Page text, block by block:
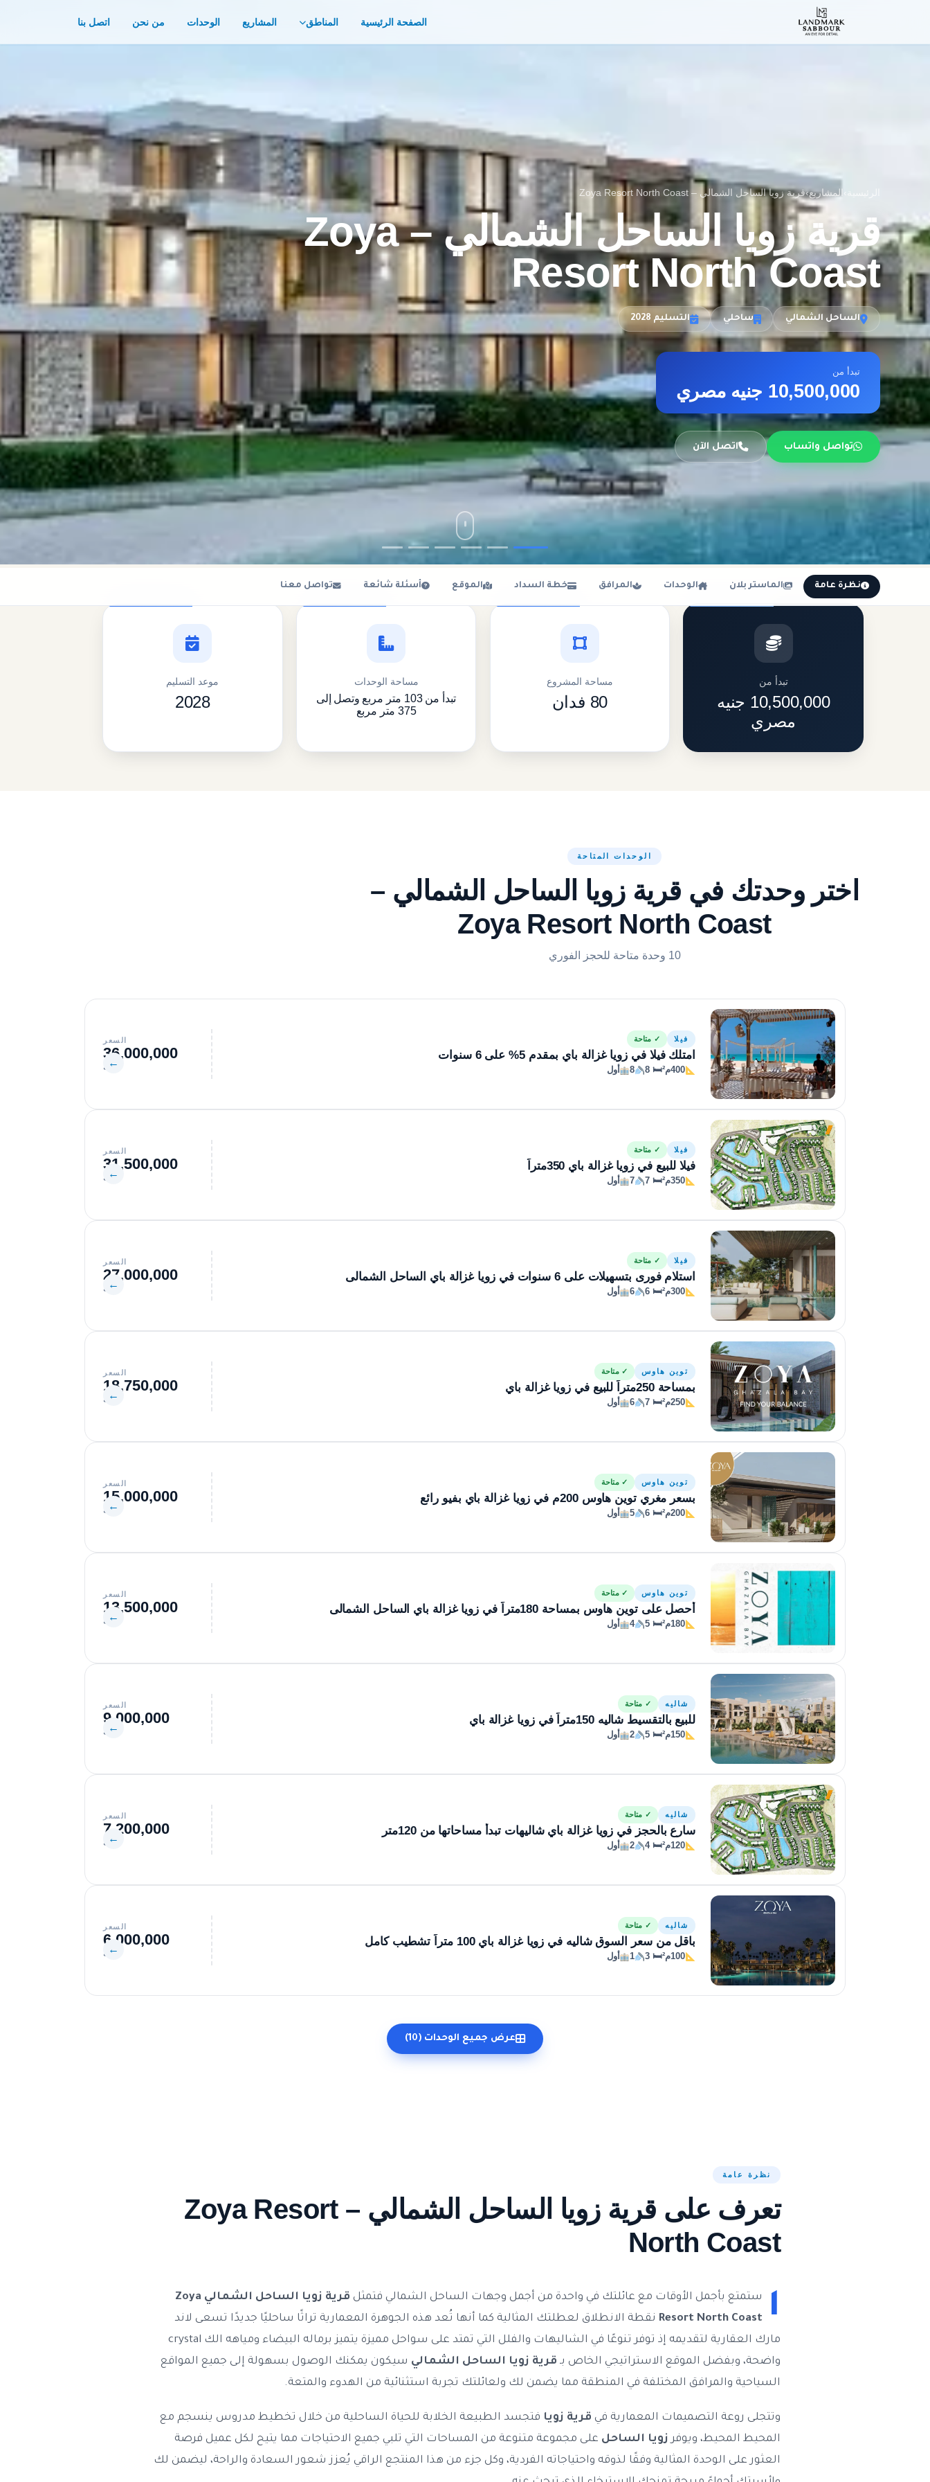
الصفحة الرئيسية المناطق المشاريع الوحدات من نحن اتصل بنا
الرئيسية المشاريع›قرية زويا الساحل الشمالي – Zoya Resort North Coast
قرية زويا الساحل الشمالي – Zoya
Resort North Coast
الساحل الشمالي ساحلي التسليم 2028
تبدأ من
10,500,000 جنيه مصري
تواصل واتساب اتصل الآن
نظرة عامة الماستر بلان الوحدات المرافق خطة السداد الموقع أسئلة شائعة تواصل معنا
تبدأ من
10,500,000 جنيه
مصري
مساحة المشروع
80 فدان
مساحة الوحدات
تبدأ من 103 متر مربع وتصل إلى
375 متر مربع
موعد التسليم
2028
الوحدات المتاحة
اختر وحدتك في قرية زويا الساحل الشمالي –
Zoya Resort North Coast
10 وحدة متاحة للحجز الفوري
فيلا ✓ متاحة
امتلك فيلا في زويا غزالة باي بمقدم 5% على 6 سنوات
400م² 🛏 8
8 أول
السعر
36,000,000
جنيه
←
فيلا ✓ متاحة
فيلا للبيع في زويا غزالة باي 350متراً
350م² 🛏 7
7 أول
السعر
31,500,000
جنيه
←
فيلا ✓ متاحة
استلام فورى بتسهيلات على 6 سنوات في زويا غزالة باي الساحل الشمالى
300م² 🛏 6
6 أول
السعر
27,000,000
جنيه
←
توين هاوس ✓ متاحة
بمساحة 250متراً للبيع في زويا غزالة باي
250م² 🛏 7
6 أول
السعر
18,750,000
جنيه
←
توين هاوس ✓ متاحة
بسعر مغري توين هاوس 200م في زويا غزالة باي بفيو رائع
200م² 🛏 6
5 أول
السعر
15,000,000
جنيه
←
توين هاوس ✓ متاحة
أحصل على توين هاوس بمساحة 180متراً في زويا غزالة باي الساحل الشمالى
180م² 🛏 5
4 أول
السعر
13,500,000
جنيه
←
شاليه ✓ متاحة
للبيع بالتقسيط شاليه 150متراً في زويا غزالة باي
150م² 🛏 5
2 أول
السعر
9,000,000
جنيه
←
شاليه ✓ متاحة
سارع بالحجز في زويا غزالة باي شاليهات تبدأ مساحاتها من 120متر
120م² 🛏 4
2 أول
السعر
7,200,000
جنيه
←
شاليه ✓ متاحة
باقل من سعر السوق شاليه في زويا غزالة باي 100 متراً تشطيب كامل
100م² 🛏 3
1 أول
السعر
6,000,000
جنيه
←
عرض جميع الوحدات (10)
نظرة عامة
تعرف على قرية زويا الساحل الشمالي – Zoya Resort
North Coast
ا ستمتع بأجمل الأوقات مع عائلتك في واحدة من أجمل وجهات الساحل الشمالي فتمثل
قرية زويا الساحل الشمالي Zoya
Resort North Coast نقطة الانطلاق لعطلتك المثالية كما أنها تُعد هذه الجوهرة المعمارية تراثًا ساحليًا جديدًا تسعى لاند
مارك العقارية لتقديمه إذ توفر تنوعًا في الشاليهات والفلل التي تمتد على سواحل مميزة يتميز برماله البيضاء ومياهه الك crystal
واضحة، وبفضل الموقع الاستراتيجي الخاص بـ قرية زويا الساحل الشمالي سيكون يمكنك الوصول بسهولة إلى جميع المواقع
السياحية والمرافق المختلفة في المنطقة مما يضمن لك ولعائلتك تجربة استثنائية من الهدوء والمتعة.
وتتجلى روعة التصميمات المعمارية في قرية زويا فتجسد الطبيعة الخلابة للحياة الساحلية من خلال تخطيط مدروس ينسجم مع
المحيط المحيط، ويوفرزويا الساحل على مجموعة متنوعة من المساحات التي تلبي جميع الاحتياجات مما يتيح لكل عميل فرصة
العثور على الوحدة المثالية وفقًا لذوقه واحتياجاته الفردية، وكل جزء من هذا المنتجع الراقي يُعزز شعور السعادة والراحة، ليضمن لك